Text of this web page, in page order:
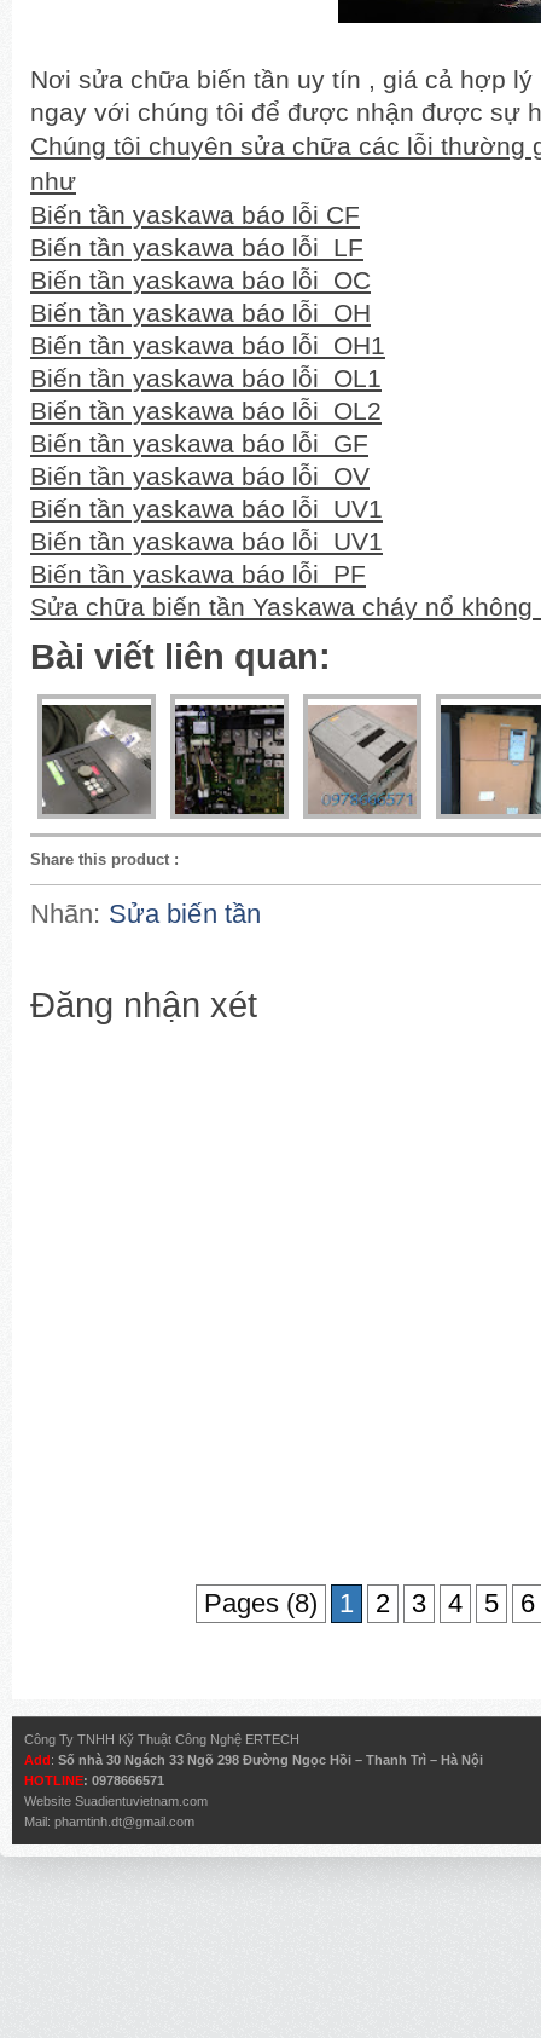
Nơi sửa chữa biến tần uy tín , giá cả hợp lý
ngay với chúng tôi để được nhận được sự
Chúng tôi chuyên sửa chữa các lỗi thường
như
Biến tần yaskawa báo lỗi CF
Biến tần yaskawa báo lỗi LF
Biến tần yaskawa báo lỗi OC
Biến tần yaskawa báo lỗi OH
Biến tần yaskawa báo lỗi OH1
Biến tần yaskawa báo lỗi OL1
Biến tần yaskawa báo lỗi OL2
Biến tần yaskawa báo lỗi GF
Biến tần yaskawa báo lỗi OV
Biến tần yaskawa báo lỗi UV1
Biến tần yaskawa báo lỗi UV1
Biến tần yaskawa báo lỗi PF
Sửa chữa biến tần Yaskawa cháy nổ
Bài viết liên quan:
Share this product :
Nhãn: Sửa biến tần
Đăng nhận xét
Pages (8) 1 2 3 4 5 6
Công Ty TNHH Kỹ Thuật Công Nghệ ERTECH
Add: Số nhà 30 Ngách 33 Ngõ 298 Đường Ngọc Hồi – Thanh Trì – Hà Nội
HOTLINE: 0978666571
Website Suadientuvietnam.com
Mail: phamtinh.dt@gmail.com